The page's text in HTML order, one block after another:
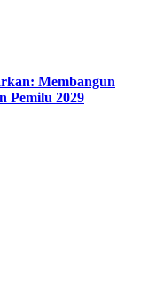
Membangun
Pemilu 2029